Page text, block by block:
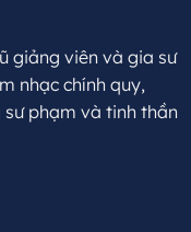
giảng viên và gia sư
nhạc chính quy,
phạm và tinh thần